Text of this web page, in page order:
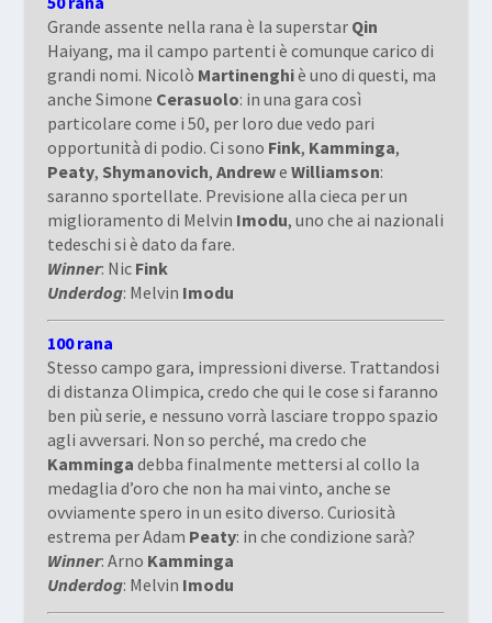
Grande assente nella rana è la superstar Qin
Haiyang, ma il campo partenti è comunque carico di
grandi nomi. Nicolò Martinenghiè uno di questi, ma
anche Simone Cerasuolo: in una gara così
particolare come i 50, per loro due vedo pari
opportunità di podio. Ci sono Fink, Kamminga,
Peaty, Shymanovich, Andrewe Williamson:
saranno sportellate. Previsione alla cieca per un
miglioramento di Melvin Imodu, uno che ai nazionali
tedeschi si è dato da fare.
Winner: Nic Fink
Underdog: Melvin Imodu
100 rana
Stesso campo gara, impressioni diverse. Trattandosi
di distanza Olimpica, credo che qui le cose si faranno
ben più serie, e nessuno vorrà lasciare troppo spazio
agli avversari. Non so perché, ma credo che
Kamminga debba finalmente mettersi al collo la
medaglia d’oro che non ha mai vinto, anche se
ovviamente spero in un esito diverso. Curiosità
estrema per Adam Peaty: in che condizione sarà?
Winner: Arno Kamminga
Underdog: Melvin Imodu